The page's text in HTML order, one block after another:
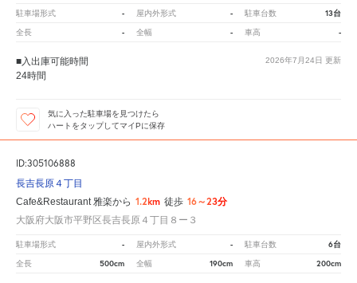
駐車場形式 - 屋内外形式 - 駐車台数 13台
全長 - 全幅 - 車高 -
2026年7月24日 更新
■入出庫可能時間
24時間
気に入った駐車場を見つけたら
ハートをタップしてマイPに保存
ID:305106888
長吉長原４丁目
Cafe&Restaurant 雅楽から 1.2km 徒歩 16～23分
大阪府大阪市平野区長吉長原４丁目８ー３
駐車場形式 - 屋内外形式 - 駐車台数 6台
全長 500cm 全幅 190cm 車高 200cm